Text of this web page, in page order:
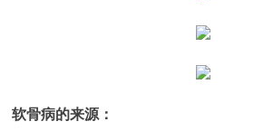
软骨病的来源：